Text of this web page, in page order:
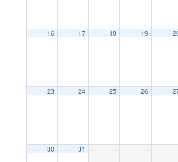
16 17 18 19
23 24 25 26
30 31